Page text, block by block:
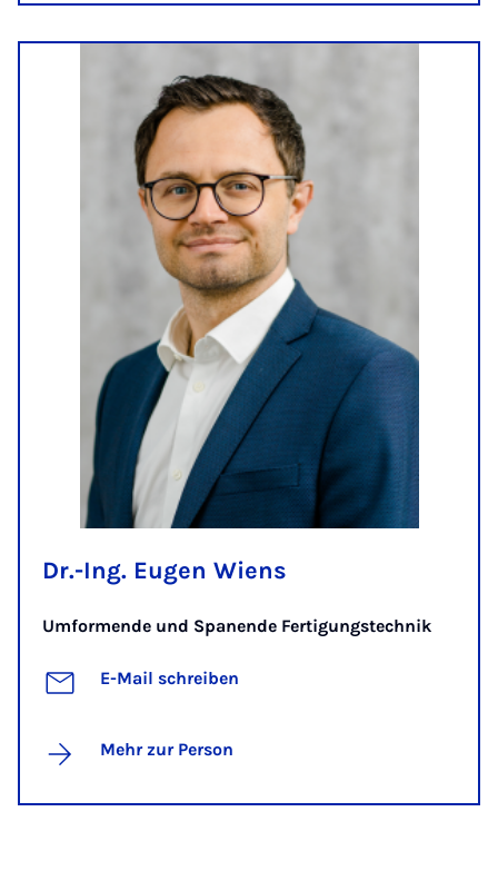
Dr.-Ing. Eugen Wiens
Umformende und Spanende Fertigungstechnik
E-Mail schreiben
Mehr zur Person